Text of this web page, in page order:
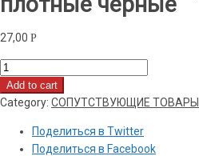
27,00 Р
Перчатки
ХБ
ПВХ
Add to cart
Category: СОПУТСТВУЮЩИЕ ТОВАРЫ
Поделиться в Twitter
Поделиться в Facebook